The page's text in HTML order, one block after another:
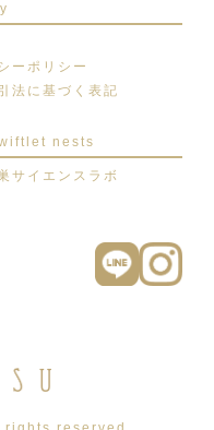
ーポリシー
法に基づく表記
nests
サイエンスラボ